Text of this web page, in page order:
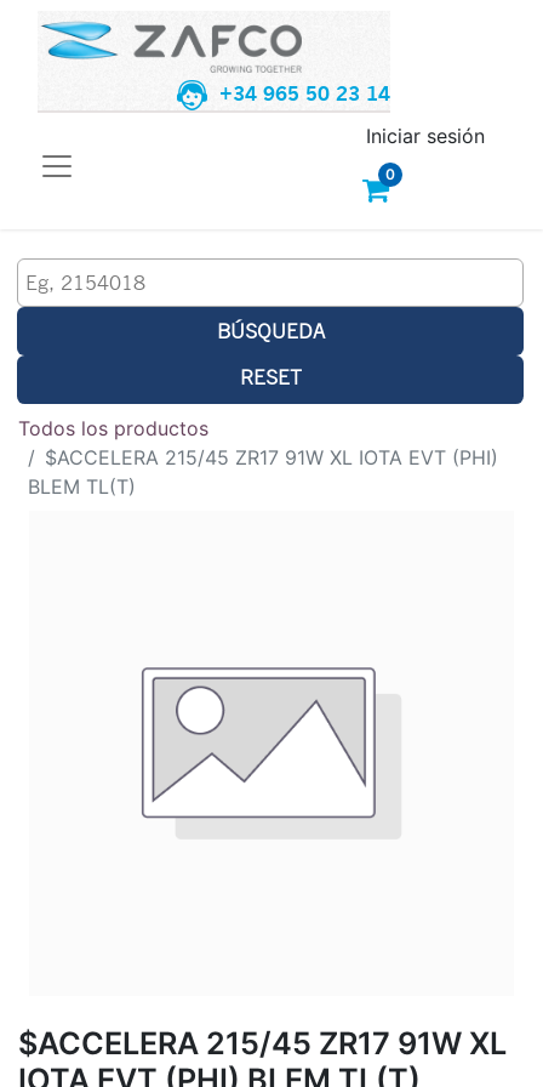
+34 965 50 23 14
0
Iniciar sesión
BÚSQUEDA
RESET
Todos los productos
$ACCELERA 215/45 ZR17 91W XL IOTA EVT (PHI)
BLEM TL(T)
$ACCELERA 215/45 ZR17 91W XL
IOTA EVT (PHI) BLEM TL(T)